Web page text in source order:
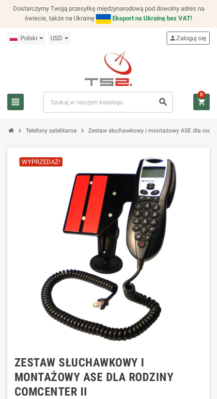
Dostarczymy Twoją przesyłkę międzynarodową pod dowolny adres na
świecie, także na Ukrainę
Eksport na Ukrainę bez VAT!
Polski USD
view_headline search
personZaloguj się
shopping_cart
0
chevron_right Telefony satelitarne chevron_right Zestaw słuchawkowy i montażowy ASE dla
WYPRZEDAŻ!
ZESTAW SŁUCHAWKOWY I
MONTAŻOWY ASE DLA RODZINY
COMCENTER II